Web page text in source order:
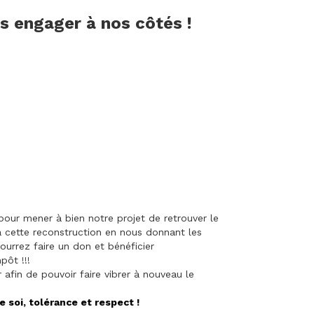
engager à nos côtés !
mener à bien notre projet de retrouver le
reconstruction en nous donnant les
faire un don et bénéficier
!!!
de pouvoir faire vibrer à nouveau le
soi, tolérance et respect !